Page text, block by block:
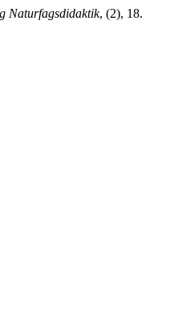
Naturfagsdidaktik, (2), 18.